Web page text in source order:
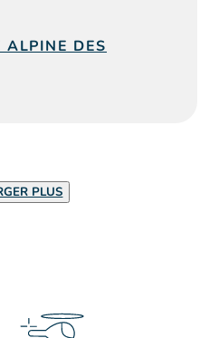
ALPINE DES
PLUS